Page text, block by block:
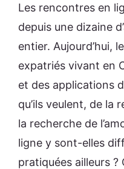
Les rencontres en
depuis une dizaine
entier. Aujourd’hui,
expatriés vivant en
et des applications
qu’ils veulent, de la
la recherche de
ligne y sont-elles
pratiquées ailleurs ?